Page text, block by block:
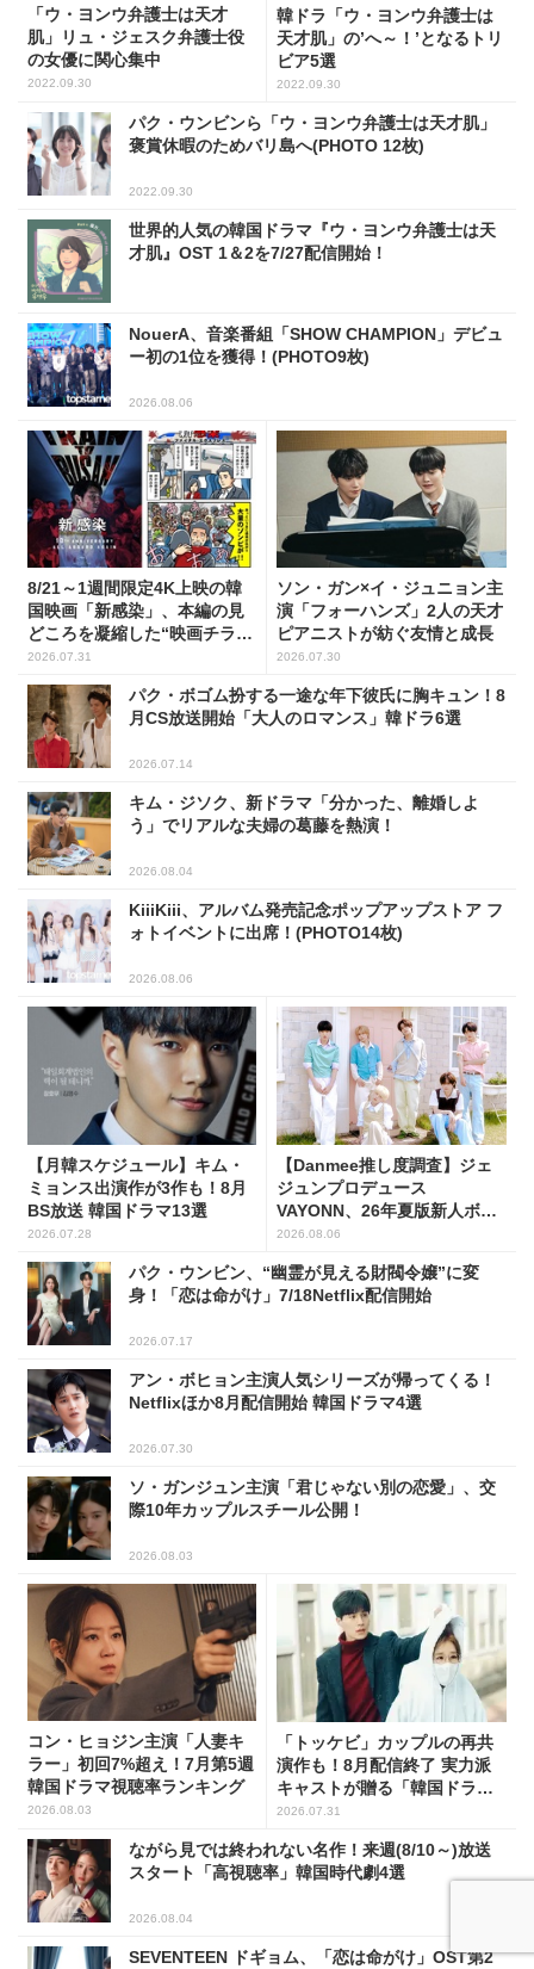
「ウ・ヨンウ弁護士は天才
肌」リュ・ジェスク弁護士役
の女優に関心集中
2022.09.30
韓ドラ「ウ・ヨンウ弁護士は
天才肌」の’へ～！’となるトリ
ビア5選
2022.09.30
パク・ウンビンら「ウ・ヨンウ弁護士は天才肌」
褒賞休暇のためバリ島へ(PHOTO 12枚)
2022.09.30
世界的人気の韓国ドラマ『ウ・ヨンウ弁護士は天
才肌』OST 1＆2を7/27配信開始！
NouerA、音楽番組「SHOW CHAMPION」デビュ
ー初の1位を獲得！(PHOTO9枚)
2026.08.06
8/21～1週間限定4K上映の韓
国映画「新感染」、本編の見
どころを凝縮した“映画チラ見
せマンガ”を公開！
2026.07.31
ソン・ガン×イ・ジュニョン主
演「フォーハンズ」2人の天才
ピアニストが紡ぐ友情と成長
2026.07.30
パク・ボゴム扮する一途な年下彼氏に胸キュン！8
月CS放送開始「大人のロマンス」韓ドラ6選
2026.07.14
キム・ジソク、新ドラマ「分かった、離婚しよ
う」でリアルな夫婦の葛藤を熱演！
2026.08.04
KiiiKiii、アルバム発売記念ポップアップストア フ
ォトイベントに出席！(PHOTO14枚)
2026.08.06
【月韓スケジュール】キム・
ミョンス出演作が3作も！8月
BS放送 韓国ドラマ13選
2026.07.28
【Danmee推し度調査】ジェ
ジュンプロデュース
VAYONN、26年夏版新人ボー
イズグループ人気No.1に
2026.08.06
パク・ウンビン、“幽霊が見える財閥令嬢”に変
身！「恋は命がけ」7/18Netflix配信開始
2026.07.17
アン・ボヒョン主演人気シリーズが帰ってくる！
Netflixほか8月配信開始 韓国ドラマ4選
2026.07.30
ソ・ガンジュン主演「君じゃない別の恋愛」、交
際10年カップルスチール公開！
2026.08.03
コン・ヒョジン主演「人妻キ
ラー」初回7%超え！7月第5週
韓国ドラマ視聴率ランキング
2026.08.03
「トッケビ」カップルの再共
演作も！8月配信終了 実力派
キャストが贈る「韓国ドラ
マ」5選
2026.07.31
ながら見では終われない名作！来週(8/10～)放送
スタート「高視聴率」韓国時代劇4選
2026.08.04
SEVENTEEN ドギョム、「恋は命がけ」OST第2